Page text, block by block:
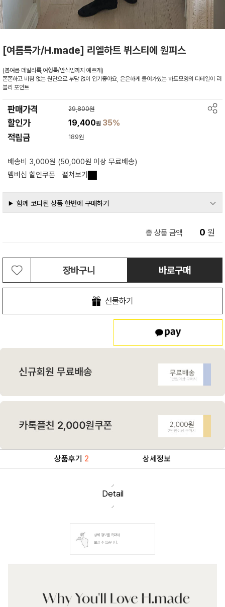
[여름특가/H.made] 리엘하트 뷔스티에 원피스
(봄여름 데일리룩,여행룩/만삭맘까지 예쁘게)
쫀쫀하고 비침 없는 원단으로 부담 없이 입기좋아요, 은은하게 들어가있는 하트모양의 디테일이 러
블리 포인트
판매가격 29,800원
할인가 19,400원 35%
적립금 189원
배송비 3,000원 (50,000원 이상 무료배송)
멤버십 할인쿠폰
펼쳐보기
함께 코디된 상품 한번에 구매하기
총 상품 금액 0 원
장바구니 바로구매
선물하기
상품후기 2 상세정보
Detail
상세 정보를 확대해
보실 수 있습니다.